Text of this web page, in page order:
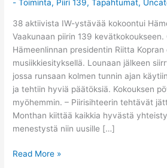
- Toiminta, Piiri 139,Tapahtumat,
38 aktiivista IW-ystävää kokoontui
Vaakunaan piirin 139 kevätkokoukseen.
Hämeenlinnan presidentin Riitta
musiikkiesityksellä. Lounaan jälkeen
jossa runsaan kolmen tunnin ajan
ja tehtiin hyviä päätöksiä. Kokouksen
myöhemmin. – Piirisihteerin tehtävät
Monthan kiittää kaikkia hyvästä
menestystä niin uusille […]
Read More »